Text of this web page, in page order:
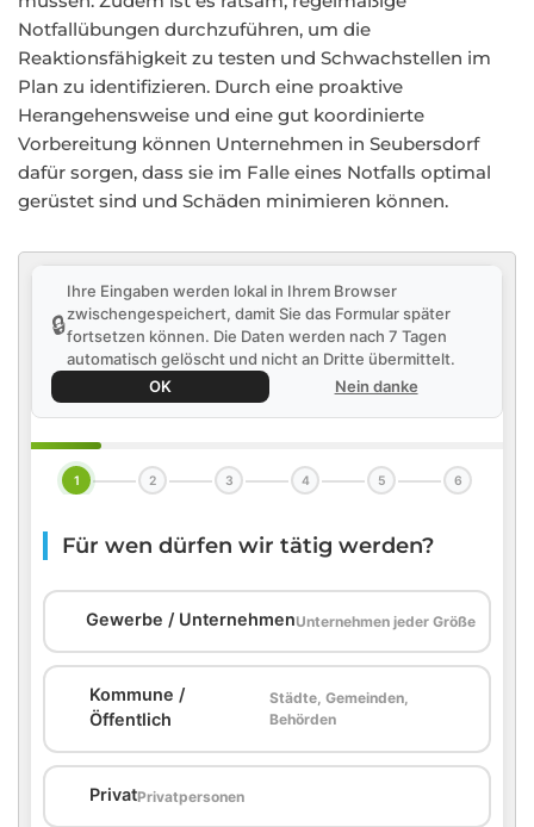
Notfallübungen durchzuführen, um die
Reaktionsfähigkeit zu testen und Schwachstellen im
Plan zu identifizieren. Durch eine proaktive
Herangehensweise und eine gut koordinierte
Vorbereitung können Unternehmen in Seubersdorf
dafür sorgen, dass sie im Falle eines Notfalls optimal
gerüstet sind und Schäden minimieren können.
🔒
Ihre Eingaben werden lokal in Ihrem Browser
zwischengespeichert, damit Sie das Formular später
fortsetzen können. Die Daten werden nach 7 Tagen
automatisch gelöscht und nicht an Dritte übermittelt.
OK
Nein danke
1 2 3 4 5 6
Für wen dürfen wir tätig werden?
Gewerbe / UnternehmenUnternehmen jeder Größe
Kommune /
Öffentlich
Städte, Gemeinden,
Behörden
PrivatPrivatpersonen